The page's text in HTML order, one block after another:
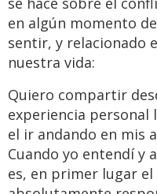
en algún momento
sentir, y relacionado
nuestra vida:
Quiero compartir
experiencia personal
el ir andando en mis
Cuando yo entendí y
es, en primer lugar